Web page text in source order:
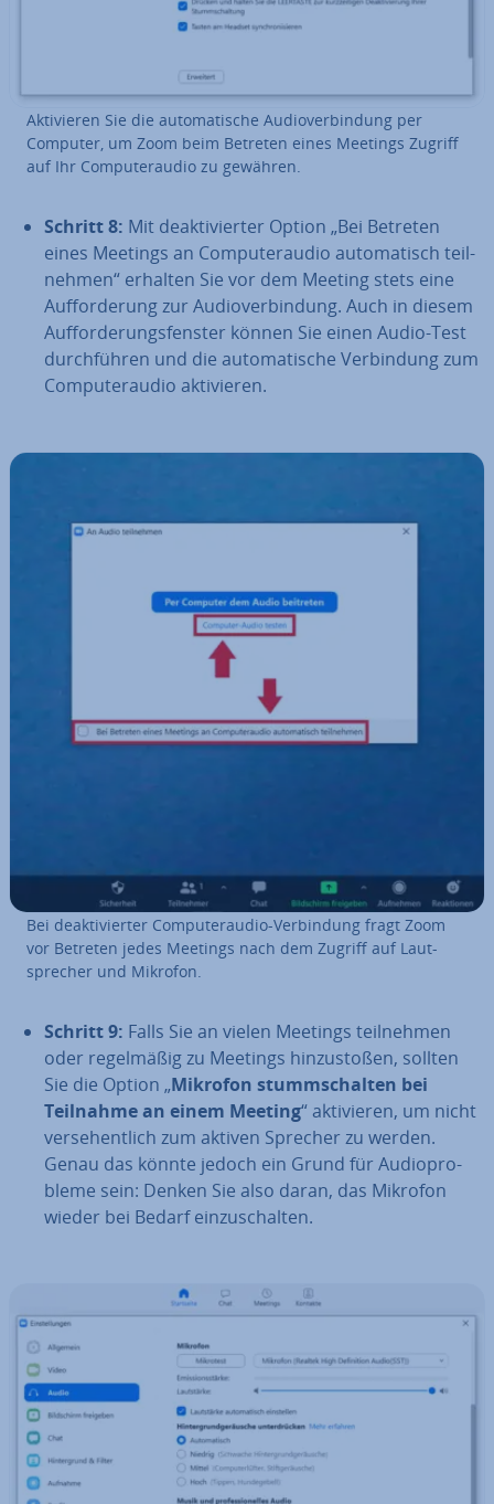
Ak­ti­vie­ren Sie die au­to­ma­ti­sche Au­dio­ver­bin­dung per
Computer, um Zoom beim Betreten eines Meetings Zugriff
auf Ihr Com­pu­ter­au­dio zu gewähren.
Schritt 8: Mit de­ak­ti­vier­ter Option „Bei Betreten
eines Meetings an Com­pu­ter­au­dio au­to­ma­tisch teil­
neh­men“ erhalten Sie vor dem Meeting stets eine
Auf­for­de­rung zur Au­dio­ver­bin­dung. Auch in diesem
Auf­for­de­rungs­fens­ter können Sie einen Audio-Test
durch­füh­ren und die au­to­ma­ti­sche Ver­bin­dung zum
Com­pu­ter­au­dio ak­ti­vie­ren.
Bei de­ak­ti­vier­ter Com­pu­ter­au­dio-Ver­bin­dung fragt Zoom
vor Betreten jedes Meetings nach dem Zugriff auf Laut­
spre­cher und Mikrofon.
Schritt 9: Falls Sie an vielen Meetings teil­neh­men
oder re­gel­mä­ßig zu Meetings hin­zu­sto­ßen, sollten
Sie die Option „Mikrofon stumm­schal­ten bei
Teilnahme an einem Meeting“ ak­ti­vie­ren, um nicht
ver­se­hent­lich zum aktiven Sprecher zu werden.
Genau das könnte jedoch ein Grund für Au­dio­pro­
ble­me sein: Denken Sie also daran, das Mikrofon
wieder bei Bedarf ein­zu­schal­ten.